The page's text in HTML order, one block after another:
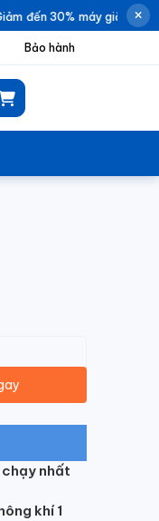
đến 30% máy giặt
Bảo hành
chạy nhất
khí 1